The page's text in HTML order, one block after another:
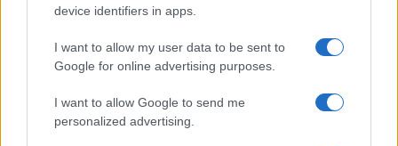
device identifiers in apps.
I want to allow my user data to be sent to
Google for online advertising purposes.
I want to allow Google to send me
personalized advertising.